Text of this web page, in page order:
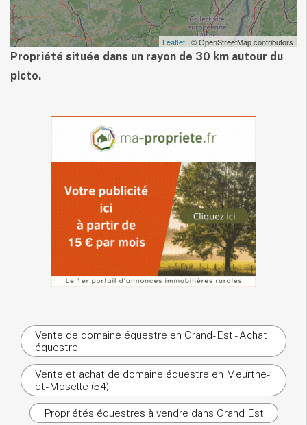
Leaflet | © OpenStreetMap contributors
Propriété située dans un rayon de 30 km autour du
picto.
Vente de domaine équestre en Grand-Est - Achat
équestre
Vente et achat de domaine équestre en Meurthe-
et-Moselle (54)
Propriétés équestres à vendre dans Grand Est